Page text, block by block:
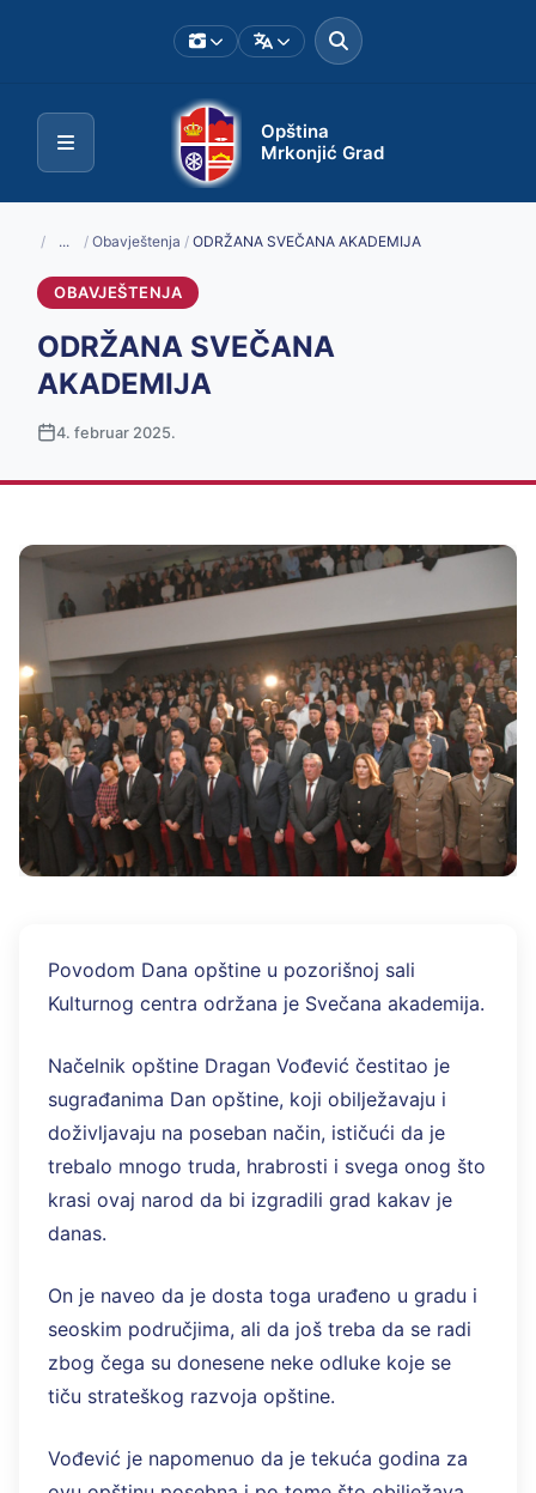
Opština
Mrkonjić Grad
/ ... / Obavještenja / ODRŽANA SVEČANA AKADEMIJA
OBAVJEŠTENJA
ODRŽANA SVEČANA
AKADEMIJA
4. februar 2025.
Povodom Dana opštine u pozorišnoj sali
Kulturnog centra održana je Svečana akademija.
Načelnik opštine Dragan Vođević čestitao je
sugrađanima Dan opštine, koji obilježavaju i
doživljavaju na poseban način, ističući da je
trebalo mnogo truda, hrabrosti i svega onog što
krasi ovaj narod da bi izgradili grad kakav je
danas.
On je naveo da je dosta toga urađeno u gradu i
seoskim područjima, ali da još treba da se radi
zbog čega su donesene neke odluke koje se
tiču strateškog razvoja opštine.
Vođević je napomenuo da je tekuća godina za